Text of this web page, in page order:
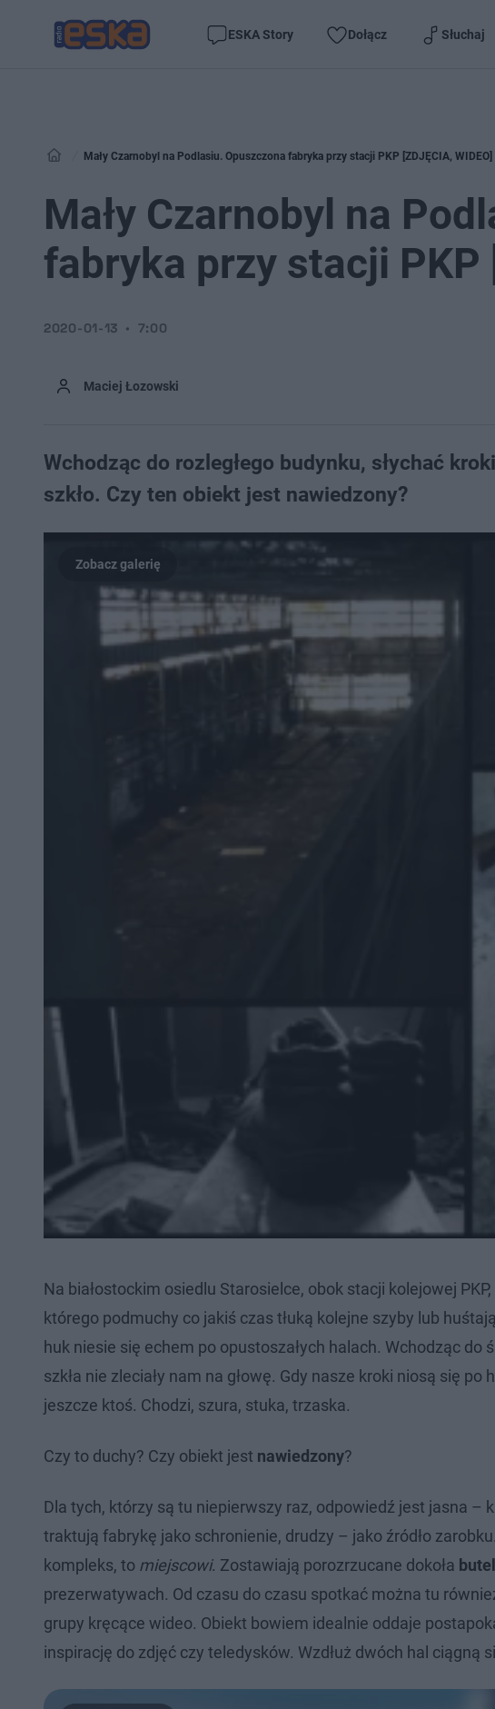
ESKA Story Dołącz Słuchaj
Mały Czarnobyl na Podlasiu. Opuszczona fabryka przy stacji PKP [ZDJĘCIA, WIDEO]
Mały Czarnobyl na
fabryka przy stacji PKP
Maciej Łozowski
2020-01-13 7:00
Wchodząc do rozległego budynku, słychać
szkło. Czy ten obiekt jest nawiedzony?
Na białostockim osiedlu Starosielce, obok stacji kolejowej
którego podmuchy co jakiś czas tłuką kolejne szyby lub
huk niesie się echem po opustoszałych halach. Wchodząc do
szkła nie zleciały nam na głowę. Gdy nasze kroki niosą się
jeszcze ktoś. Chodzi, szura, stuka, trzaska.
Czy to duchy? Czy obiekt jest nawiedzony?
Dla tych, którzy są tu niepierwszy raz, odpowiedź jest jasna –
traktują fabrykę jako schronienie, drudzy – jako źródło
kompleks, to miejscowi. Zostawiają porozrzucane dokoła
prezerwatywach. Od czasu do czasu spotkać można tu
grupy kręcące wideo. Obiekt bowiem idealnie oddaje
inspirację do zdjęć czy teledysków. Wzdłuż dwóch hal ciągną